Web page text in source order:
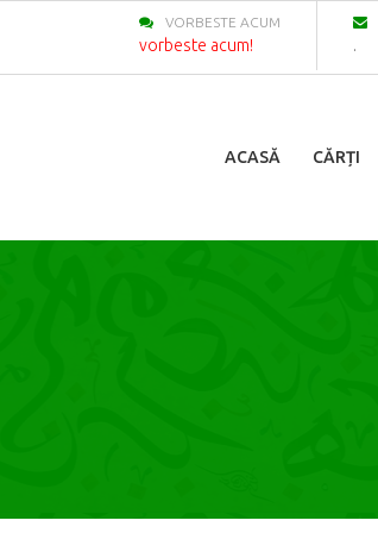
VORBESTE ACUM
vorbeste acum! .
ACASĂ CĂRȚI